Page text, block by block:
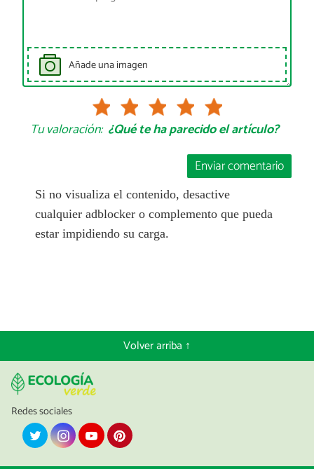
Añade una imagen
Tu valoración: ¿Qué te ha parecido el artículo?
Enviar comentario
Si no visualiza el contenido, desactive
cualquier adblocker o complemento que pueda
estar impidiendo su carga.
Volver arriba ↑
Redes sociales